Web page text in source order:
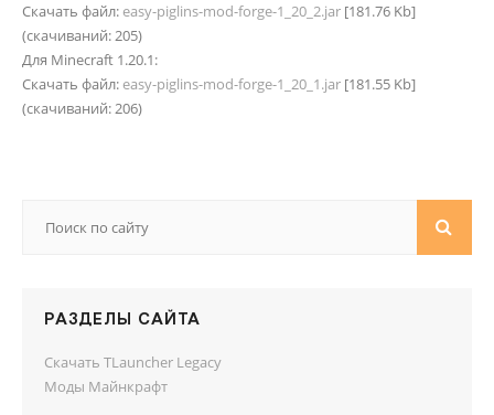
Скачать файл: easy-piglins-mod-forge-1_20_2.jar
(cкачиваний: 205)
Для Minecraft 1.20.1:
Скачать файл: easy-piglins-mod-forge-1_20_1.jar
(cкачиваний: 206)
РАЗДЕЛЫ САЙТА
Скачать TLauncher Legacy
Моды Майнкрафт